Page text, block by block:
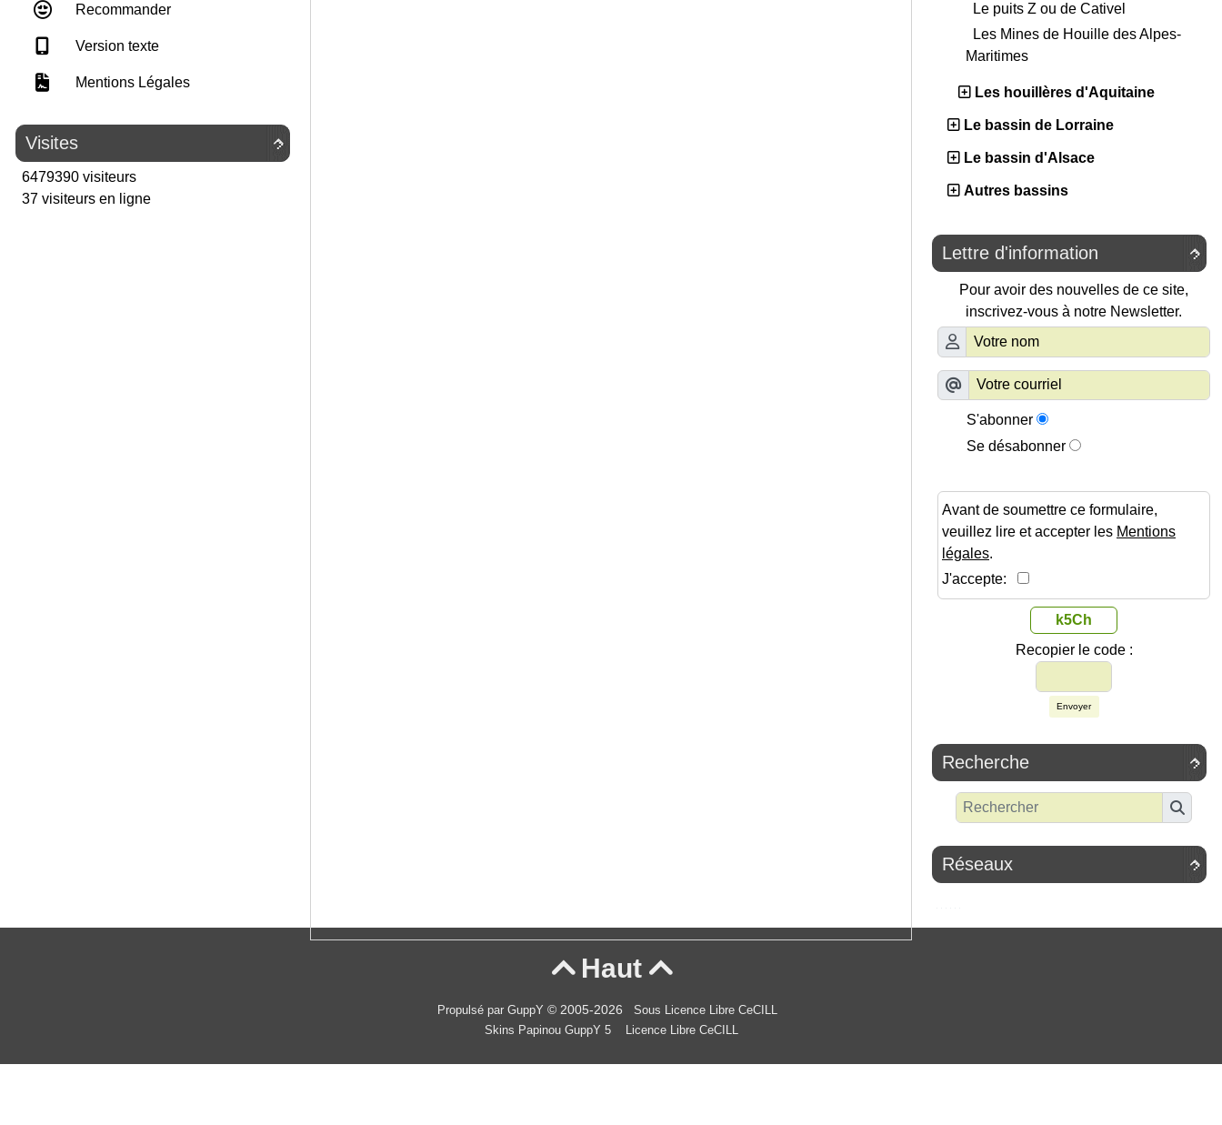
Recommander
Version texte
Mentions Légales

Visites
6479390 visiteurs
37 visiteurs en ligne
Le puits Z ou de Cativel
Les Mines de Houille des Alpes-
Maritimes
Les houillères d'Aquitaine
Le bassin de Lorraine
Le bassin d'Alsace
Autres bassins

Lettre d'information
Pour avoir des nouvelles de ce site,
inscrivez-vous à notre Newsletter.
S'abonner
Se désabonner
Avant de soumettre ce formulaire,
veuillez lire et accepter les Mentions
légales.
J'accepte:
k5Ch
Recopier le code :
Envoyer

Recherche

Réseaux
Haut 
Propulsé par GuppY © 2005-2026
Sous Licence Libre CeCILL
Skins Papinou GuppY 5
Licence Libre CeCILL